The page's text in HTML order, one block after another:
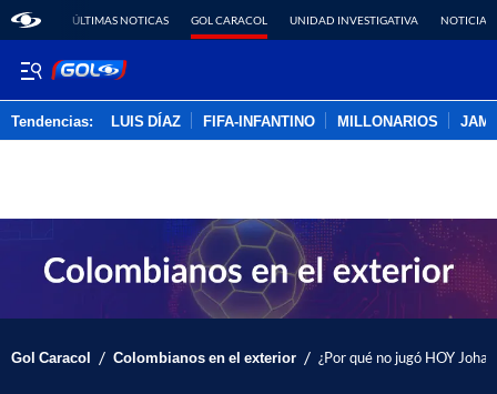
ÚLTIMAS NOTICAS GOL CARACOL UNIDAD INVESTIGATIVA NOTICIAS
Tendencias: LUIS DÍAZ FIFA-INFANTINO MILLONARIOS
Gol Caracol / Colombianos en el exterior / ¿Por qué no jugó HOY